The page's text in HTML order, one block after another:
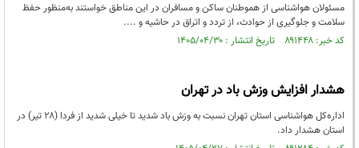
مسئولان هواشناسی از هموطنان ساکن و مسافران در این مناطق خواستند به‌منظور حفظ
سلامت و جلوگیری از حوادث، از تردد و اتراق در حاشیه و ....
کد خبر: ۸۹۱۴۴۸ تاریخ انتشار : ۱۴۰۵/۰۴/۳۰
هشدار افزایش وزش باد در تهران
اداره‌کل هواشناسی استان تهران نسبت به وزش باد شدید تا خیلی شدید از فردا (۲۸ تیر) در
استان هشدار داد.